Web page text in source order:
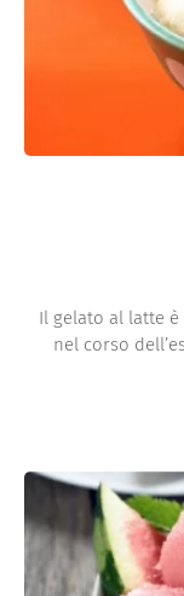
Il gelato al latte
nel corso